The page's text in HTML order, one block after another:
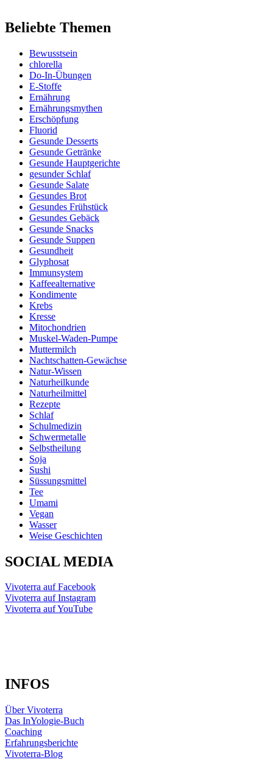
Beliebte Themen
Bewusstsein
chlorella
Do-In-Übungen
E-Stoffe
Ernährung
Ernährungsmythen
Erschöpfung
Fluorid
Gesunde Desserts
Gesunde Getränke
Gesunde Hauptgerichte
gesunder Schlaf
Gesunde Salate
Gesundes Brot
Gesundes Frühstück
Gesundes Gebäck
Gesunde Snacks
Gesunde Suppen
Gesundheit
Glyphosat
Immunsystem
Kaffeealternative
Kondimente
Krebs
Kresse
Mitochondrien
Muskel-Waden-Pumpe
Muttermilch
Nachtschatten-Gewächse
Natur-Wissen
Naturheilkunde
Naturheilmittel
Rezepte
Schlaf
Schulmedizin
Schwermetalle
Selbstheilung
Soja
Sushi
Süssungsmittel
Tee
Umami
Vegan
Wasser
Weise Geschichten
SOCIAL MEDIA
Vivoterra auf Facebook
Vivoterra auf Instagram
Vivoterra auf YouTube
INFOS
Über Vivoterra
Das InYologie-Buch
Coaching
Erfahrungsberichte
Vivoterra-Blog